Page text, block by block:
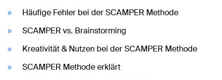
Häufige Fehler bei der SCAMPER Methode
SCAMPER vs. Brainstorming
Kreativität & Nutzen bei der SCAMPER Methode
SCAMPER Methode erklärt